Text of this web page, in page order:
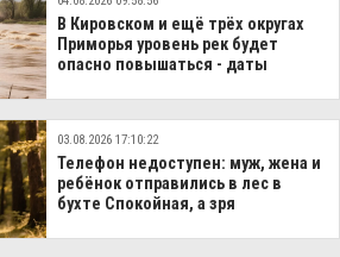
В Кировском и ещё трёх округах
Приморья уровень рек будет
опасно повышаться - даты
03.08.2026 17:10:22
Телефон недоступен: муж, жена и
ребёнок отправились в лес в
бухте Спокойная, а зря